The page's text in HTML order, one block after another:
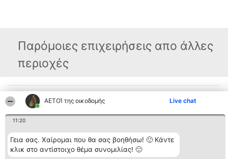
ΑΕΤΟΊ της οικοδομής Live chat
11:20
Γεια σας. Χαίρομαι που θα σας βοηθήσω! 🙂 Κάντε
κλικ στο αντίστοιχο θέμα συνομιλίας! 🙂
Παρόμοιες επιχειρήσεις απο άλλες
περιοχές
Διοργανωτής της
κατάταξης
Μονοπρόσωπη ΙΚΕ
2104128019
email:
aetoi@beautifulcompany.co
Κατάταξη
Διακριθέντες
Όροι &
προϋποθέσεις
Επικοινωνία
Επικοινωνία